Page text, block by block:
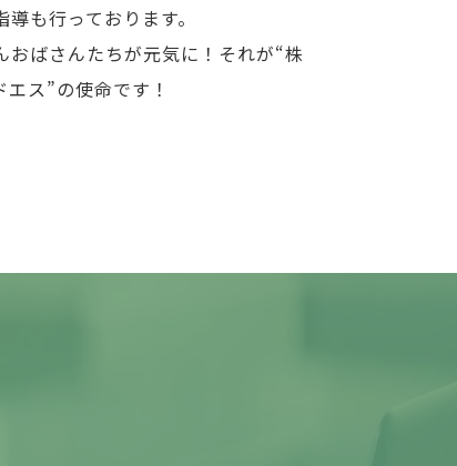
も行っております。
おばさんたちが元気に！それが“株
ス”の使命です！